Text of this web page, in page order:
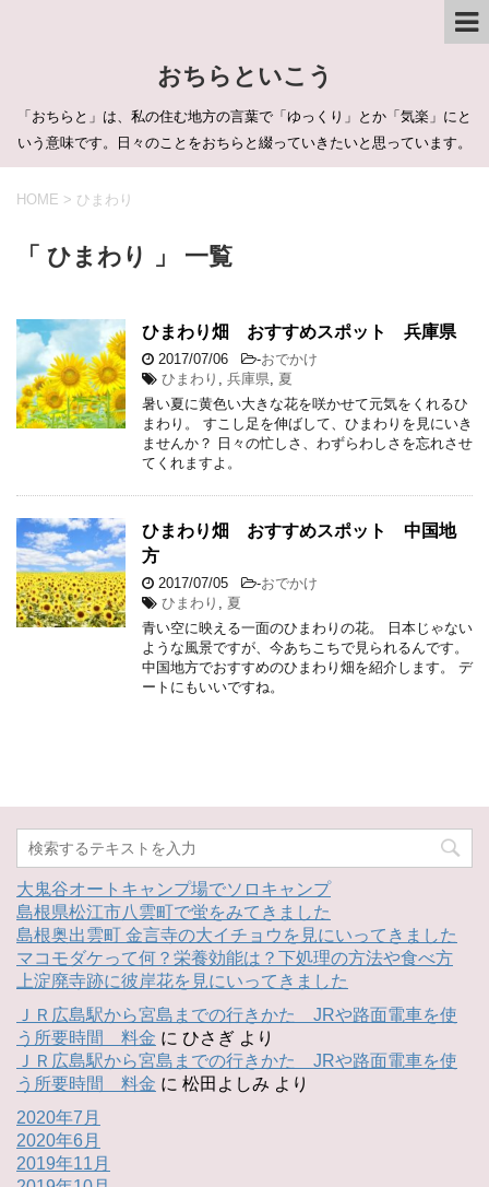
おちらといこう
「おちらと」は、私の住む地方の言葉で「ゆっくり」とか「気楽」にと
いう意味です。日々のことをおちらと綴っていきたいと思っています。
HOME > ひまわり
「 ひまわり 」 一覧
ひまわり畑 おすすめスポット 兵庫県
2017/07/06 -おでかけ
ひまわり
兵庫県
夏
暑い夏に黄色い大きな花を咲かせて元気をくれるひ
まわり。 すこし足を伸ばして、ひまわりを見にいき
ませんか？ 日々の忙しさ、わずらわしさを忘れさせ
てくれますよ。
ひまわり畑 おすすめスポット 中国地
方
2017/07/05 -おでかけ
ひまわり
夏
青い空に映える一面のひまわりの花。 日本じゃない
ような風景ですが、今あちこちで見られるんです。
中国地方でおすすめのひまわり畑を紹介します。 デ
ートにもいいですね。
大鬼谷オートキャンプ場でソロキャンプ
島根県松江市八雲町で蛍をみてきました
島根奥出雲町 金言寺の大イチョウを見にいってきました
マコモダケって何？栄養効能は？下処理の方法や食べ方
上淀廃寺跡に彼岸花を見にいってきました
ＪＲ広島駅から宮島までの行きかた JRや路面電車を使
う所要時間 料金 に ひさぎ より
ＪＲ広島駅から宮島までの行きかた JRや路面電車を使
う所要時間 料金 に 松田よしみ より
2020年7月
2020年6月
2019年11月